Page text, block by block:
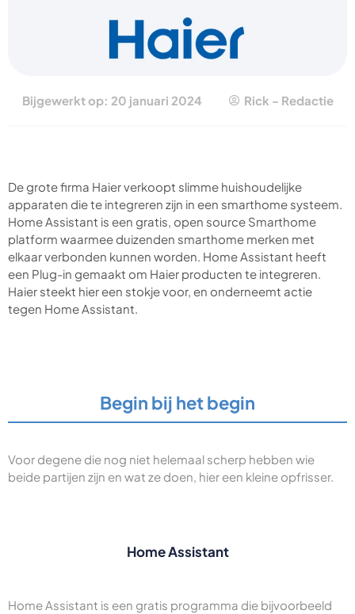
Bijgewerkt op: 20 januari 2024 Rick - Redactie
De grote firma Haier verkoopt slimme huishoudelijke
apparaten die te integreren zijn in een smarthome systeem.
Home Assistant is een gratis, open source Smarthome
platform waarmee duizenden smarthome merken met
elkaar verbonden kunnen worden. Home Assistant heeft
een Plug-in gemaakt om Haier producten te integreren.
Haier steekt hier een stokje voor, en onderneemt actie
tegen Home Assistant.
Begin bij het begin
Voor degene die nog niet helemaal scherp hebben wie
beide partijen zijn en wat ze doen, hier een kleine opfrisser.
Home Assistant
Home Assistant is een gratis programma die bijvoorbeeld